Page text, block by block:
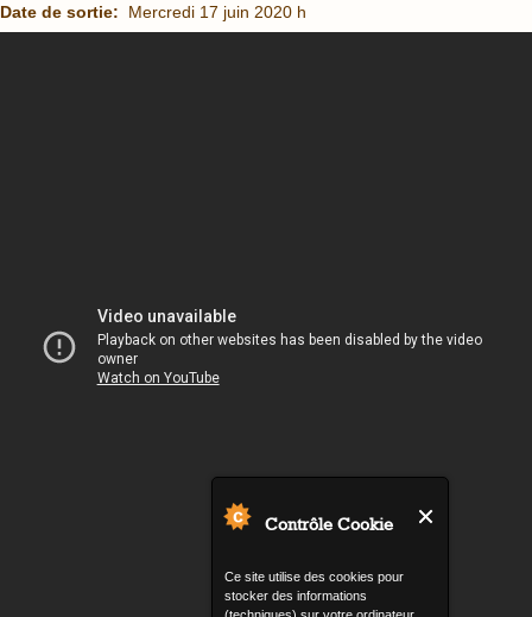
Contrôle Cookie
Ce site utilise des cookies pour
stocker des informations
Date de sortie:
Mercredi 17 juin 2020 h